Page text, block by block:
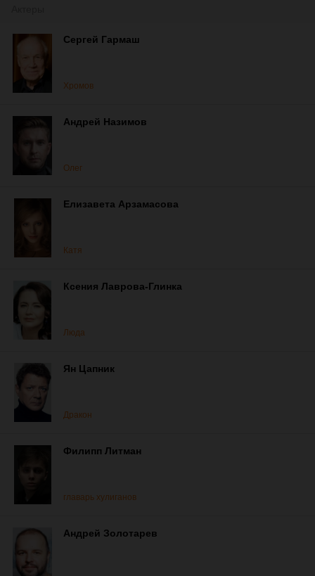
Сергей Гармаш
Хромов
Андрей Назимов
Олег
Елизавета Арзамасова
Катя
Ксения Лаврова-Глинка
Люда
Ян Цапник
Дракон
Филипп Литман
главарь хулиганов
Андрей Золотарев